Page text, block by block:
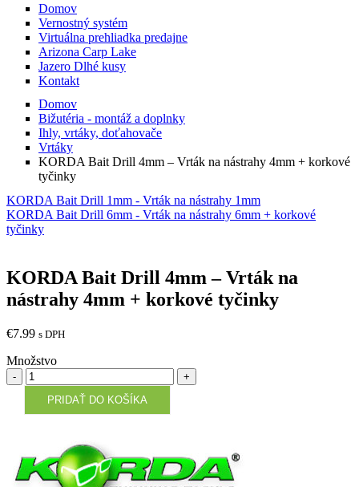
Domov
Vernostný systém
Virtuálna prehliadka predajne
Arizona Carp Lake
Jazero Dlhé kusy
Kontakt
Domov
Bižutéria - montáž a doplnky
Ihly, vrtáky, doťahovače
Vrtáky
KORDA Bait Drill 4mm – Vrták na nástrahy 4mm + korkové
tyčinky
KORDA Bait Drill 1mm - Vrták na nástrahy 1mm
KORDA Bait Drill 6mm - Vrták na nástrahy 6mm + korkové
tyčinky
KORDA Bait Drill 4mm – Vrták na
nástrahy 4mm + korkové tyčinky
€7.99 s DPH
Množstvo
Množstvo
PRIDAŤ DO KOŠÍKA